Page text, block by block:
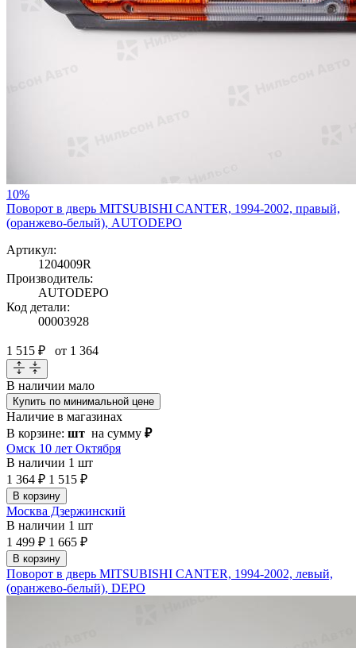
10%
Поворот в дверь MITSUBISHI CANTER, 1994-2002, правый,
(оранжево-белый), AUTODEPO
Артикул:
1204009R
Производитель:
AUTODEPO
Код детали:
00003928
1 515 ₽ от 1 364
В наличии мало
Купить по минимальной цене
Наличие в магазинах
В корзине: шт на сумму ₽
Омск 10 лет Октября
В наличии 1 шт
1 364 ₽ 1 515 ₽
В корзину
Москва Дзержинский
В наличии 1 шт
1 499 ₽ 1 665 ₽
В корзину
Поворот в дверь MITSUBISHI CANTER, 1994-2002, левый,
(оранжево-белый), DEPO